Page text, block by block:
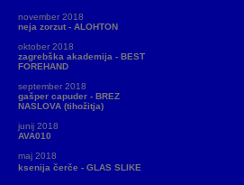
november 2018
neja zorzut - ALOHTON
oktober 2018
zagrebška akademija - BEST
FOREHAND
september 2018
gašper capuder - BREZ
NASLOVA (tihožitja)
junij 2018
AVA010
maj 2018
ksenija čerče - GLAS SLIKE